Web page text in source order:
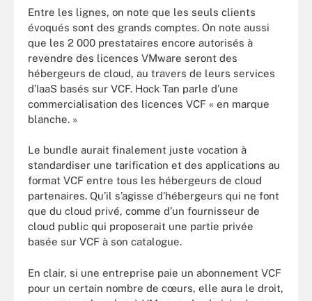
Entre les lignes, on note que les seuls clients
évoqués sont des grands comptes. On note aussi
que les 2 000 prestataires encore autorisés à
revendre des licences VMware seront des
hébergeurs de cloud, au travers de leurs services
d’IaaS basés sur VCF. Hock Tan parle d’une
commercialisation des licences VCF « en marque
blanche. »
Le bundle aurait finalement juste vocation à
standardiser une tarification et des applications au
format VCF entre tous les hébergeurs de cloud
partenaires. Qu’il s’agisse d’hébergeurs qui ne font
que du cloud privé, comme d’un fournisseur de
cloud public qui proposerait une partie privée
basée sur VCF à son catalogue.
En clair, si une entreprise paie un abonnement VCF
pour un certain nombre de cœurs, elle aura le droit,